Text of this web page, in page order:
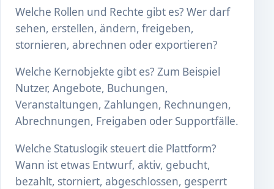
Welche Rollen und Rechte gibt es? Wer darf
sehen, erstellen, ändern, freigeben,
stornieren, abrechnen oder exportieren?
Welche Kernobjekte gibt es? Zum Beispiel
Nutzer, Angebote, Buchungen,
Veranstaltungen, Zahlungen, Rechnungen,
Abrechnungen, Freigaben oder Supportfälle.
Welche Statuslogik steuert die Plattform?
Wann ist etwas Entwurf, aktiv, gebucht,
bezahlt, storniert, abgeschlossen, gesperrt